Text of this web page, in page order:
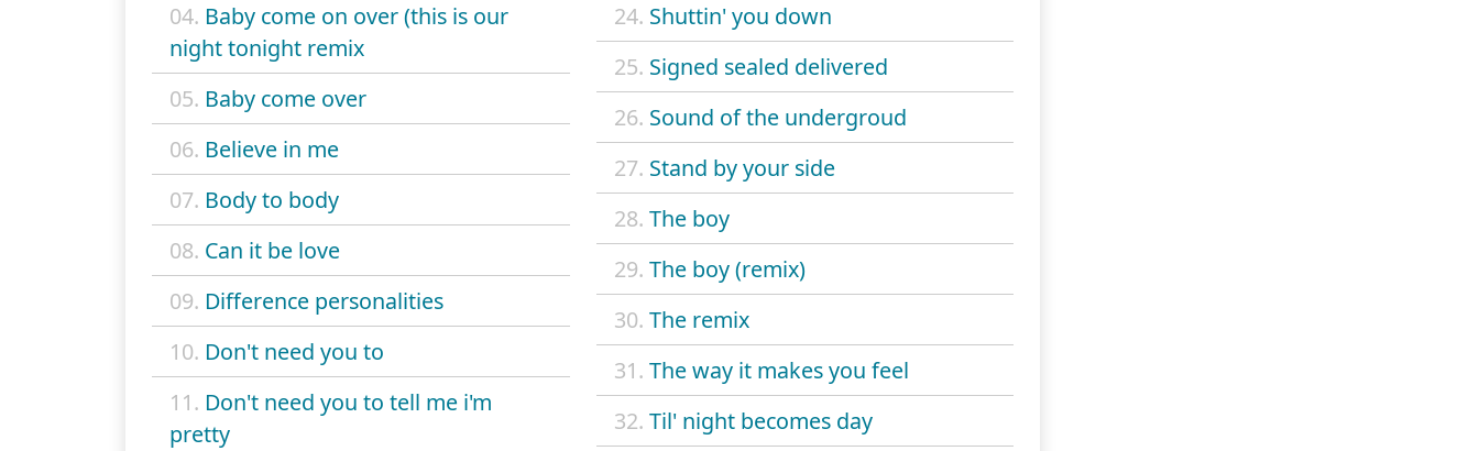
04. Baby come on over (this is our
night tonight remix
05. Baby come over
06. Believe in me
07. Body to body
08. Can it be love
09. Difference personalities
10. Don't need you to
11. Don't need you to tell me i'm
pretty
24. Shuttin' you down
25. Signed sealed delivered
26. Sound of the undergroud
27. Stand by your side
28. The boy
29. The boy (remix)
30. The remix
31. The way it makes you feel
32. Til' night becomes day